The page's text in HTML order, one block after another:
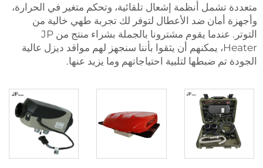
متعددة تشمل أنظمة إشعال تلقائية، وتحكم متغير في الحرارة،
وأجهزة أمان ضد الأعطال لتوفر لك تجربة طهي خالية من
التوتر. عندما يقوم مشترونا بالجملة بشراء منتج من JP
Heater، يمكنهم أن يثقوا بأننا سنجهز لهم مواقد ديزل عالية
الجودة تم ضبطها لتلبية احتياجاتهم وما يزيد عنها.